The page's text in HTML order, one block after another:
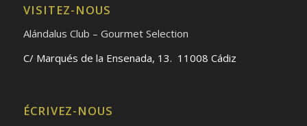
VISITEZ-NOUS
Alándalus Club – Gourmet Selection
C/ Marqués de la Ensenada, 13. 11008 Cádiz
ÉCRIVEZ-NOUS